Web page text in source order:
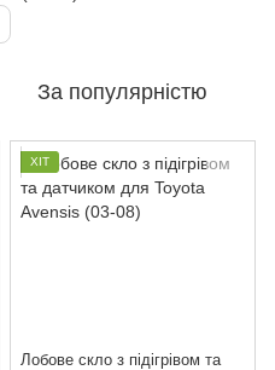
За популярністю
ХІТ
Лобове скло з підігрівом та